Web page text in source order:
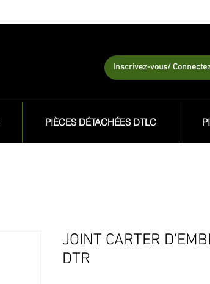
Inscrivez-vous/
PIÈCES DÉTACHÉES DTLC
JOINT CARTER
DTR